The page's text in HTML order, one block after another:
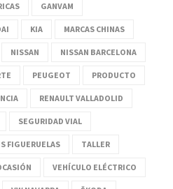
GANVAM
KIA MARCAS CHINAS
NISSAN NISSAN BARCELONA
PEUGEOT PRODUCTO
RENAULT VALLADOLID
SEGURIDAD VIAL
FIGUERUELAS TALLER
VEHÍCULO ELÉCTRICO